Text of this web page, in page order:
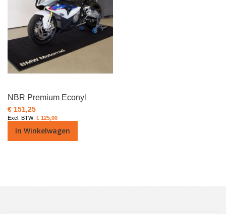
NBR Premium Econyl
€ 151,25
€ 125,00
In Winkelwagen